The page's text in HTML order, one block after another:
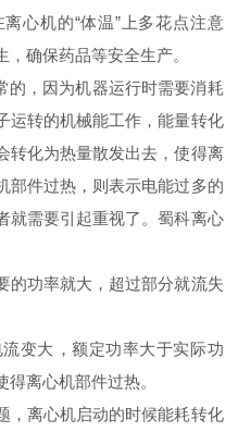
心机的“体温”上多花点注意
，确保药品等安全生产。
，因为机器运行时需要消耗
运转的机械能工作，能量转化
转化为热量散发出去，使得离
件过热，则表示电能过多的
需要引起重视了。蜀科离心
功率就大，超过部分就流失
流变大，额定功率大于实际功
得离心机部件过热。
，离心机启动的时候能耗转化